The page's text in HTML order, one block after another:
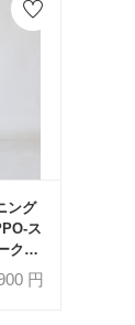
ング
ス
ク材
円